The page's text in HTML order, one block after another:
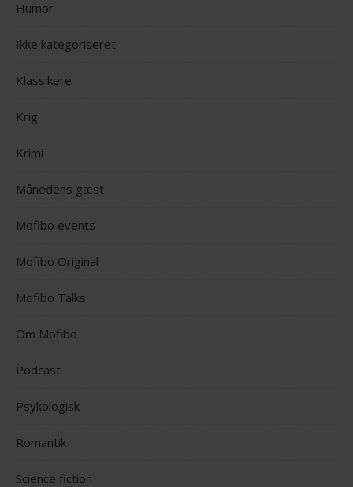
Humor
Ikke kategoriseret
Klassikere
Krig
Krimi
Månedens gæst
Mofibo events
Mofibo Original
Mofibo Talks
Om Mofibo
Podcast
Psykologisk
Romantik
Science fiction